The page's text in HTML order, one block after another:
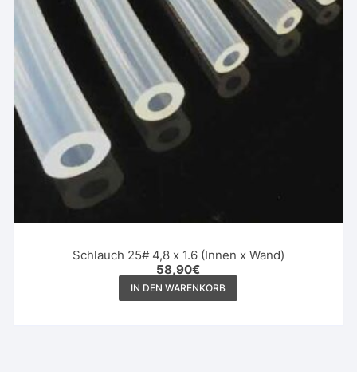
Schlauch 25# 4,8 x 1.6 (Innen x Wand)
58,90€
IN DEN WARENKORB